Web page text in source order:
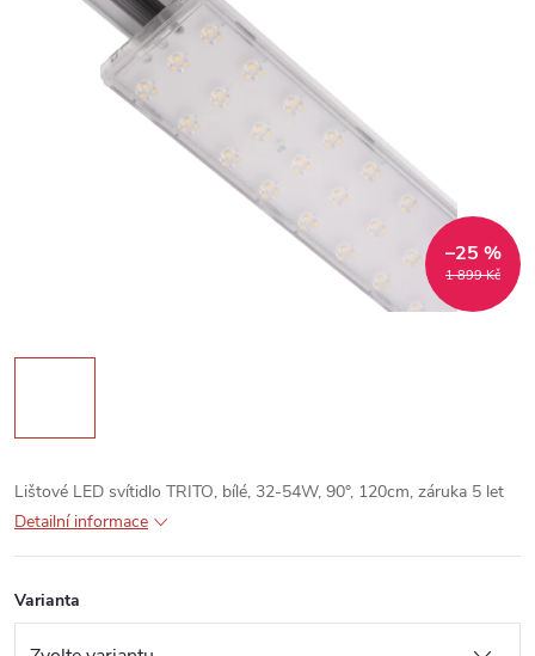
1 899 Kč
–25 %
Lištové LED svítidlo TRITO, bílé, 32-54W, 90°, 120cm, záruka 5 let
Detailní informace
Varianta